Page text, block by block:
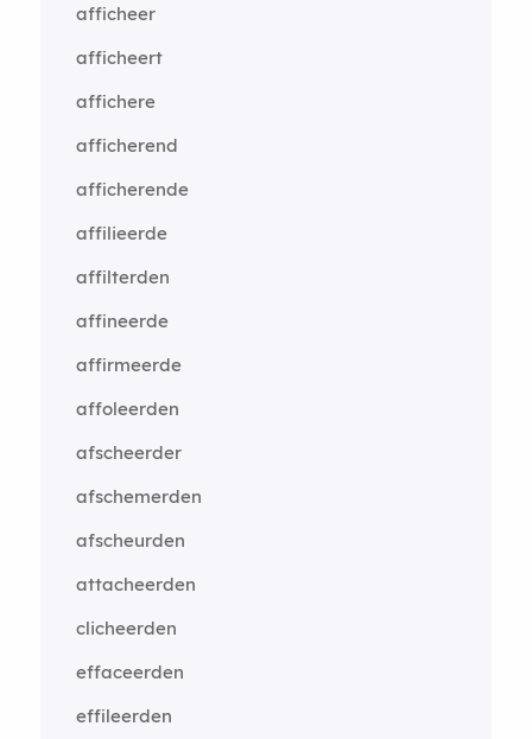
afficheer
afficheert
affichere
afficherend
afficherende
affilieerde
affilterden
affineerde
affirmeerde
affoleerden
afscheerder
afschemerden
afscheurden
attacheerden
clicheerden
effaceerden
effileerden